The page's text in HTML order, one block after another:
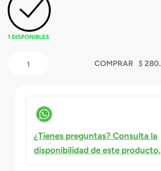
1 DISPONIBLES
COMPRAR
¿Tienes preguntas? Consulta la
disponibilidad de este producto.